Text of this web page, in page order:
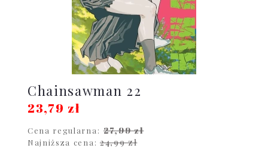
Chainsawman 22
23,79 zł
Cena regularna: 27,99 zł
Najniższa cena: 24,99 zł